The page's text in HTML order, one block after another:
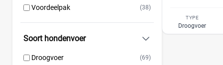
Purizon (36)
Renske (53)
Voordeelpak (38)
Soort hondenvoer
Droogvoer (69)
TYPE
Droogvoer